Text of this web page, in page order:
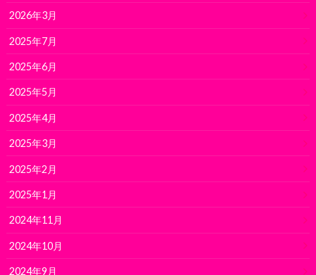
2026年3月
2025年7月
2025年6月
2025年5月
2025年4月
2025年3月
2025年2月
2025年1月
2024年11月
2024年10月
2024年9月